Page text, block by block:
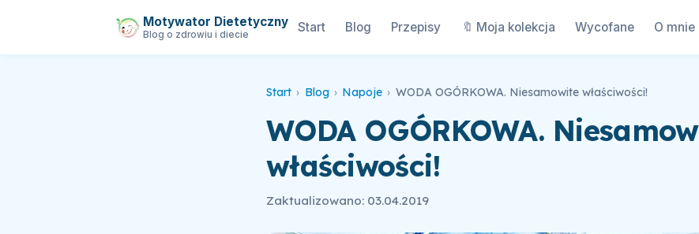
Motywator Dietetyczny
Blog o zdrowiu i diecie Start Blog Przepisy 🔖 Moja kolekcja Wycofane O mnie
Start › Blog › Napoje › WODA OGÓRKOWA. Niesamowite właściwości!
WODA OGÓRKOWA.
właściwości!
Zaktualizowano: 03.04.2019